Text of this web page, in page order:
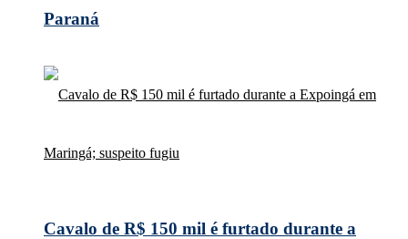
Paraná
Cavalo de R$ 150 mil é furtado durante a